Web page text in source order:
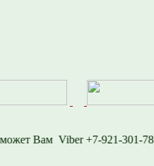
Viber +7-